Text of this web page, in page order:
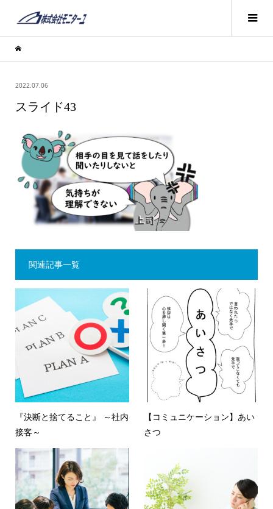
2022.07.06
スライド43
関連記事一覧
『決断と捨てること』 ～社内
接客～
【コミュニケーション】あい
さつ